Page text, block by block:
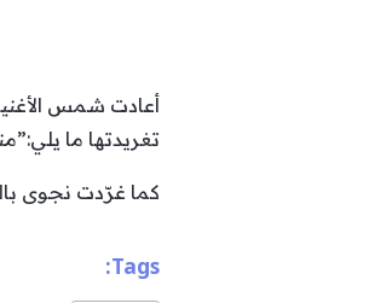
أعادت شمس
تغريدتها ما
كما غرّدت نجوى
Tags: